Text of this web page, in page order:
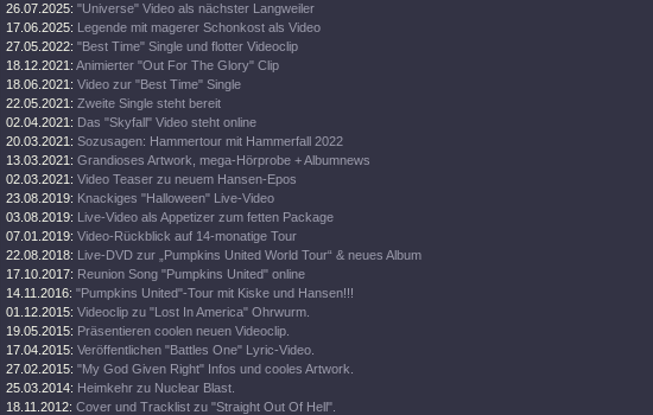
26.07.2025: "Universe" Video als nächster Langweiler
17.06.2025: Legende mit magerer Schonkost als Video
27.05.2022: "Best Time" Single und flotter Videoclip
18.12.2021: Animierter "Out For The Glory" Clip
18.06.2021: Video zur "Best Time" Single
22.05.2021: Zweite Single steht bereit
02.04.2021: Das "Skyfall" Video steht online
20.03.2021: Sozusagen: Hammertour mit Hammerfall 2022
13.03.2021: Grandioses Artwork, mega-Hörprobe + Albumnews
02.03.2021: Video Teaser zu neuem Hansen-Epos
23.08.2019: Knackiges "Halloween" Live-Video
03.08.2019: Live-Video als Appetizer zum fetten Package
07.01.2019: Video-Rückblick auf 14-monatige Tour
22.08.2018: Live-DVD zur „Pumpkins United World Tour“ & neues Album
17.10.2017: Reunion Song "Pumpkins United" online
14.11.2016: "Pumpkins United"-Tour mit Kiske und Hansen!!!
01.12.2015: Videoclip zu "Lost In America" Ohrwurm.
19.05.2015: Präsentieren coolen neuen Videoclip.
17.04.2015: Veröffentlichen "Battles One" Lyric-Video.
27.02.2015: "My God Given Right" Infos und cooles Artwork.
25.03.2014: Heimkehr zu Nuclear Blast.
18.11.2012: Cover und Tracklist zu "Straight Out Of Hell".